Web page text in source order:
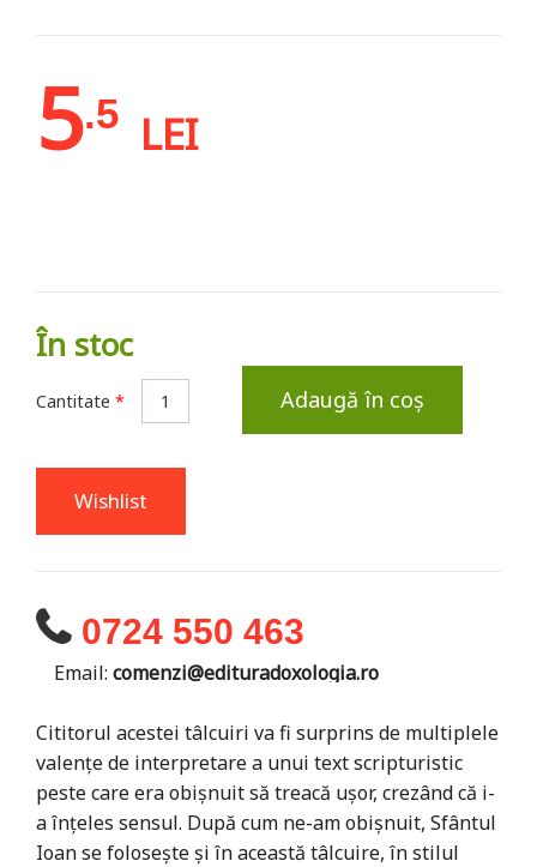
5.5 LEI
În stoc
Cantitate * Adaugă în coș
Wishlist
0724 550 463
Email: comenzi@edituradoxologia.ro
Cititorul acestei tâlcuiri va fi surprins de multiplele
valenţe de interpretare a unui text scripturistic
peste care era obişnuit să treacă uşor, crezând că i-
a înţeles sensul. După cum ne-am obişnuit, Sfântul
Ioan se foloseşte şi în această tâlcuire, în stilul